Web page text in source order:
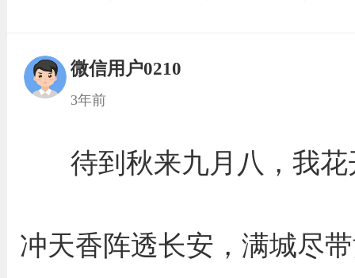
微信用户0210
3年前
待到秋来九月八，我
冲天香阵透长安，满城尽